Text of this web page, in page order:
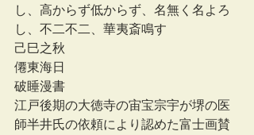
し、高からず低からず、名無く名よろ
し、不二不二、華夷斎鳴す
己巳之秋
僊東海日
破睡漫書
江戸後期の大徳寺の宙宝宗宇が堺の医
師半井氏の依頼により認めた富士画賛